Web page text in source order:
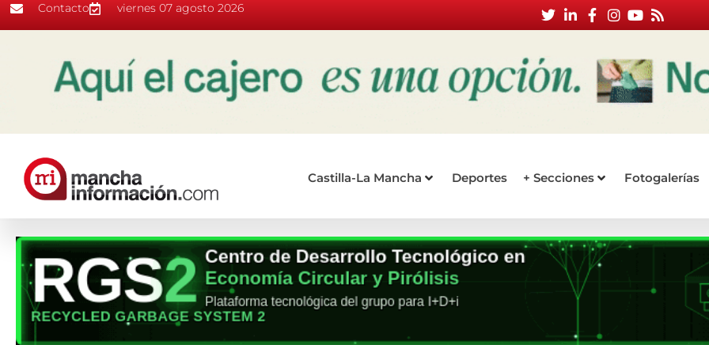
Contacto viernes 07 agosto 2026
Castilla-La Mancha Deportes + Secciones Fotogalerías